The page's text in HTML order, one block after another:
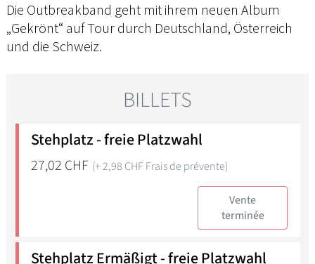
Die Outbreakband geht mit ihrem neuen Album
„Gekrönt“ auf Tour durch Deutschland, Österreich
und die Schweiz.